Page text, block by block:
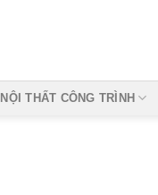
NỘI THẤT CÔNG TRÌNH